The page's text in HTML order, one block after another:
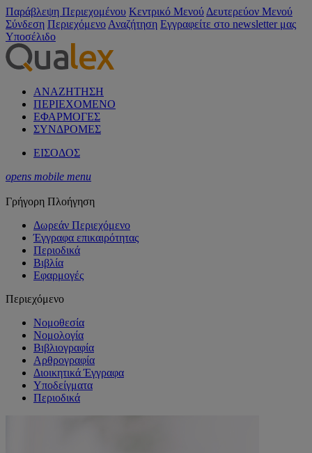
Παράβλεψη Περιεχομένου Κεντρικό Μενού Δευτερεύον Μενού
Σύνδεση Περιεχόμενο Αναζήτηση Εγγραφείτε στο newsletter μας
Υποσέλιδο
ΑΝΑΖΗΤΗΣΗ
ΠΕΡΙΕΧΟΜΕΝΟ
ΕΦΑΡΜΟΓΕΣ
ΣΥΝΔΡΟΜΕΣ
ΕΙΣΟΔΟΣ
opens mobile menu
Γρήγορη Πλοήγηση
Δωρεάν Περιεχόμενο
Έγγραφα επικαιρότητας
Περιοδικά
Βιβλία
Εφαρμογές
Περιεχόμενο
Νομοθεσία
Νομολογία
Βιβλιογραφία
Αρθρογραφία
Διοικητικά Έγγραφα
Υποδείγματα
Περιοδικά